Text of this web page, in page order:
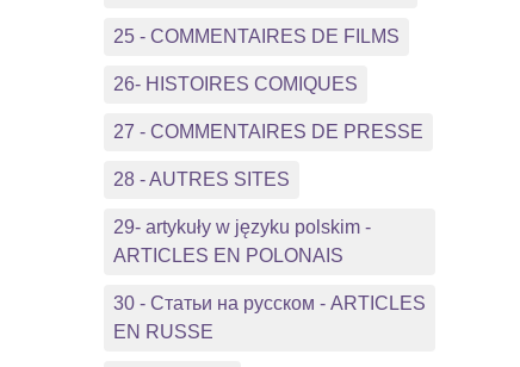
25 - COMMENTAIRES DE FILMS
26- HISTOIRES COMIQUES
27 - COMMENTAIRES DE PRESSE
28 - AUTRES SITES
29- artykuły w języku polskim -
ARTICLES EN POLONAIS
30 - Статьи на русском - ARTICLES
EN RUSSE